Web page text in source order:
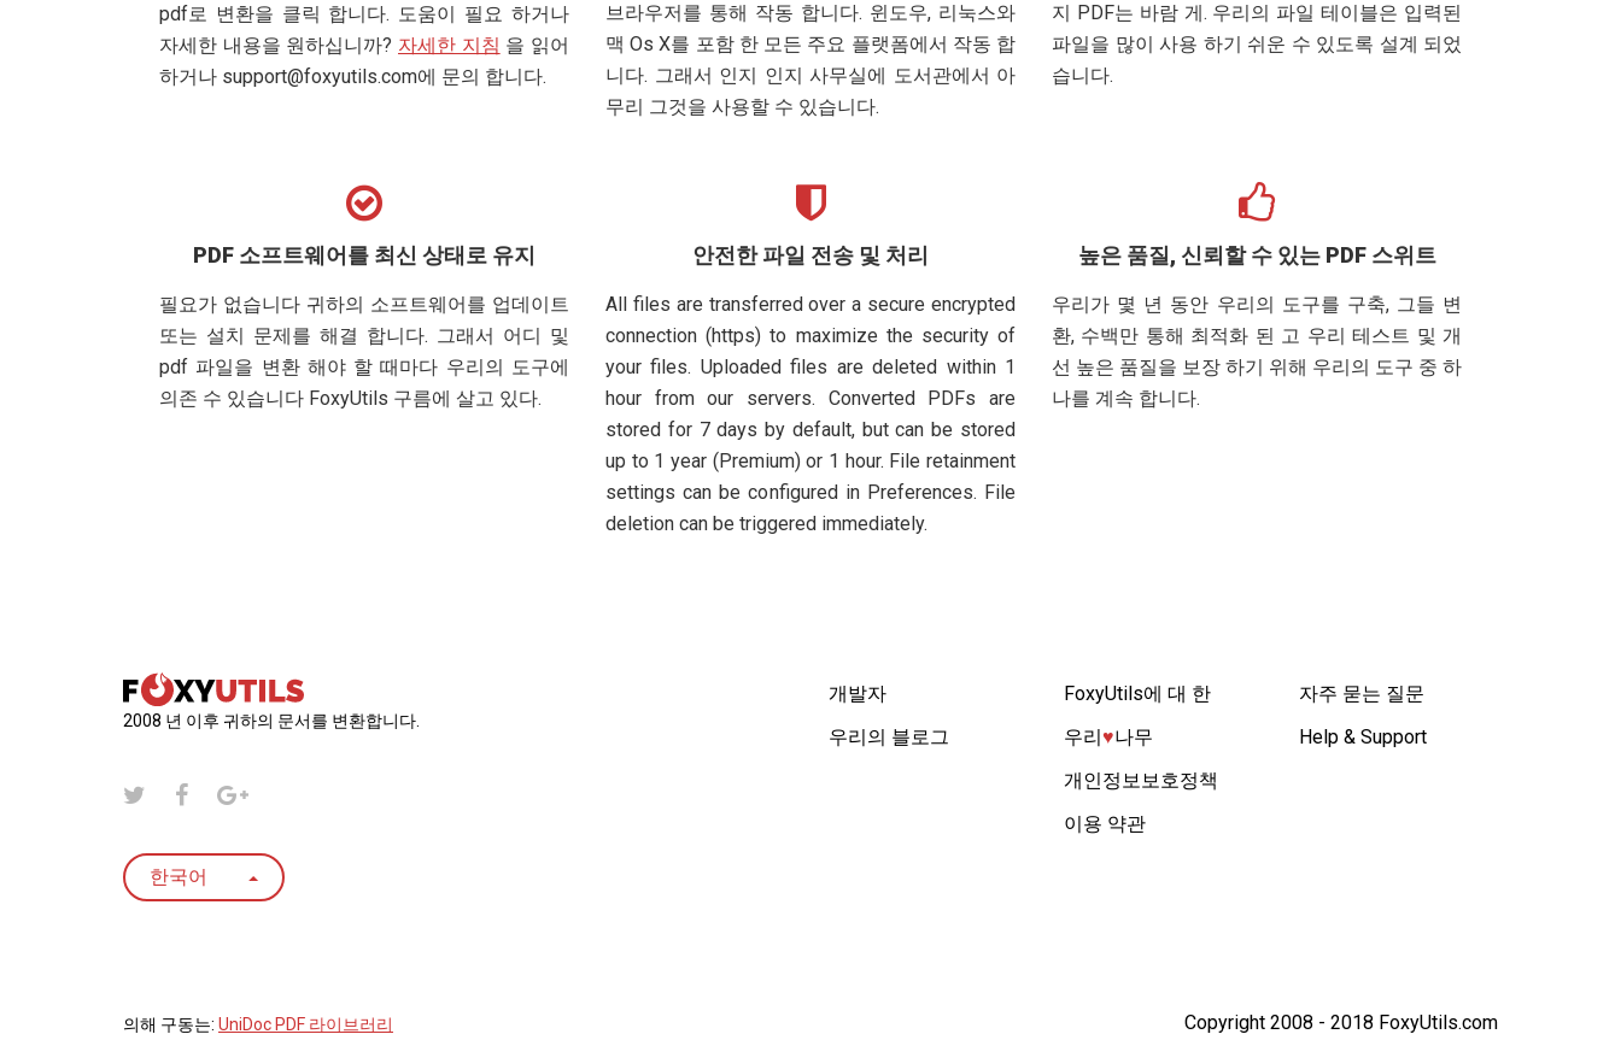
pdf로 변환을 클릭 합니다. 도움이 필요 하거나
자세한 내용을 원하십니까? 자세한 지침 을 읽어
하거나 support@foxyutils.com에 문의 합니다.
브라우저를 통해 작동 합니다. 윈도우, 리눅스와
맥 Os X를 포함 한 모든 주요 플랫폼에서 작동 합
니다. 그래서 인지 인지 사무실에 도서관에서 아
무리 그것을 사용할 수 있습니다.
지 PDF는 바람 게. 우리의 파일 테이블은 입력된
파일을 많이 사용 하기 쉬운 수 있도록 설계 되었
습니다.
PDF 소프트웨어를 최신 상태로 유지
필요가 없습니다 귀하의 소프트웨어를 업데이트
또는 설치 문제를 해결 합니다. 그래서 어디 및
pdf 파일을 변환 해야 할 때마다 우리의 도구에
의존 수 있습니다 FoxyUtils 구름에 살고 있다.
안전한 파일 전송 및 처리
All files are transferred over a secure encrypted
connection (https) to maximize the security of
your files. Uploaded files are deleted within 1
hour from our servers. Converted PDFs are
stored for 7 days by default, but can be stored
up to 1 year (Premium) or 1 hour. File retainment
settings can be configured in Preferences. File
deletion can be triggered immediately.
높은 품질, 신뢰할 수 있는 PDF 스위트
우리가 몇 년 동안 우리의 도구를 구축, 그들 변
환, 수백만 통해 최적화 된 고 우리 테스트 및 개
선 높은 품질을 보장 하기 위해 우리의 도구 중 하
나를 계속 합니다.
2008 년 이후 귀하의 문서를 변환합니다.
한국어
개발자
우리의 블로그
FoxyUtils에 대 한
우리♥︎나무
개인정보보호정책
이용 약관
자주 묻는 질문
Help & Support
의해 구동는: UniDoc PDF 라이브러리 Copyright 2008 - 2018 FoxyUtils.com